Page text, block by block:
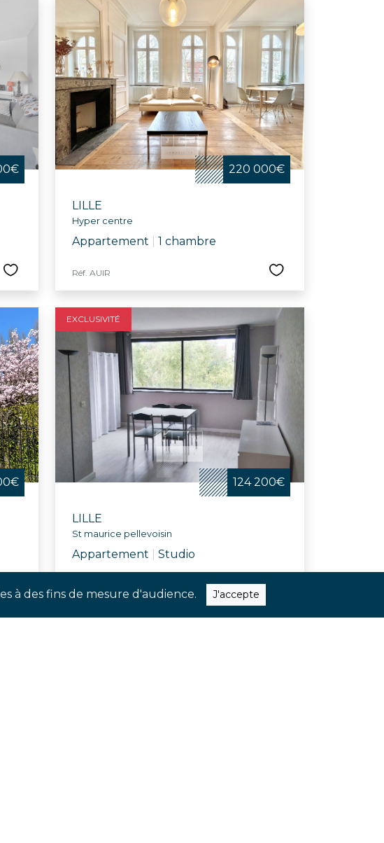
à des fins de mesure d'audience. J'accepte
220 000€
LILLE
Hyper centre
Appartement 1 chambre
Réf. AUIR
EXCLUSIVITÉ
124 200€
LILLE
St maurice pellevoisin
Appartement Studio